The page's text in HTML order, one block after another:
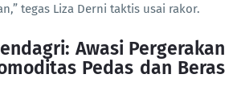
tegas Liza Derni taktis usai rakor.
Awasi Pergerakan
Pedas dan Beras